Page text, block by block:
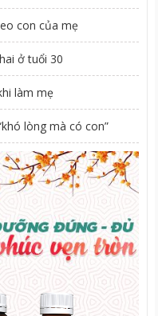
con của mẹ
ở tuổi 30
làm mẹ
lòng mà có con”